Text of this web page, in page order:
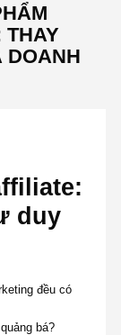
THAY
DOANH
duy
đều có
bá?